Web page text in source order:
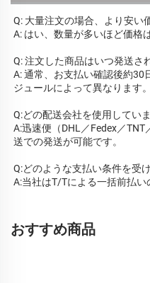
Q: 大量注文の場合、より安い
A: はい、数量が多いほど価格
Q: 注文した商品はいつ発送さ
A: 通常、お支払い確認後約30
ジュールによって異なります。
Q:どの配送会社を使用してい
A:迅速便（DHL／Fedex／
送での発送が可能です。
Q:どのような支払い条件を受
A:当社はT/Tによる一括前払い
おすすめ商品